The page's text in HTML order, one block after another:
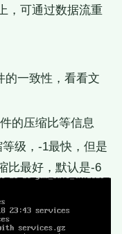
，可通过数据流重
的一致性，看看文
的压缩比等信息
级，-1最快，但是
比最好，默认是-6